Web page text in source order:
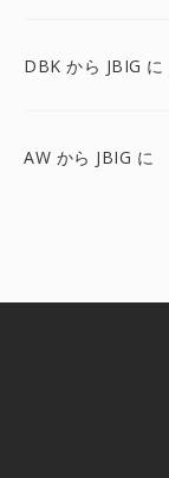
DBK から JBIG に
AW から JBIG に